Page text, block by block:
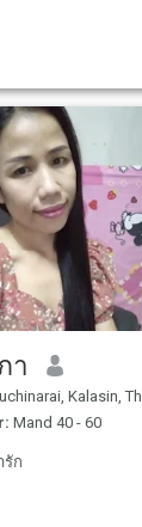
า
Kalasin, Thailand
Mand 40 - 60
รัก